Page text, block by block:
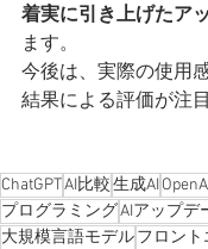
着実に引き上げたア
ます。
今後は、実際の使用
結果による評価が注
ChatGPTAI比較生成AI
プログラミングAIアップデ
大規模言語モデルフロント